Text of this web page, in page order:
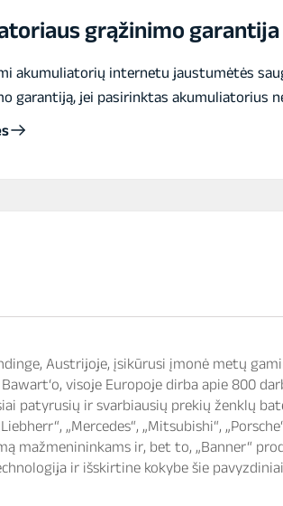
12V
grąžinimo garantija
akumuliatorių internetu jaustumėtės
garantiją, jei pasirinktas akumuliatorius
Austrijoje, įsikūrusi įmonė metų
visoje Europoje dirba apie 800
patyrusių ir svarbiausių prekių ženklų
„Mercedes“, „Mitsubishi“,
mažmenininkams ir, bet to, „Banner“
ir išskirtine kokybe šie